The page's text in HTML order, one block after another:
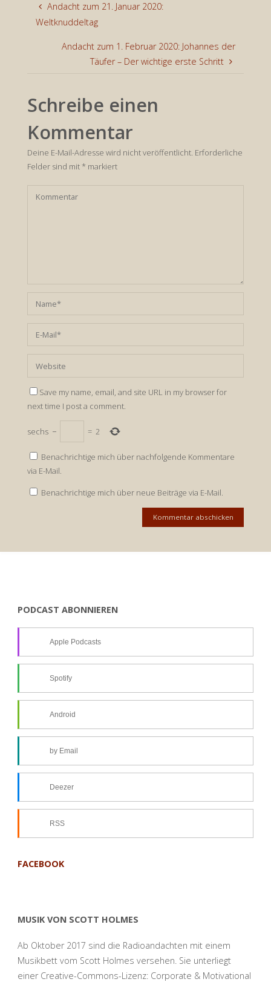
Andacht zum 21. Januar 2020:
Weltknuddeltag
Andacht zum 1. Februar 2020: Johannes der
Täufer – Der wichtige erste Schritt
Schreibe einen
Kommentar
Deine E-Mail-Adresse wird nicht veröffentlicht. Erforderliche
Felder sind mit*markiert
Save my name, email, and site URL in my browser for
next time I post a comment.
sechs − = 2
Benachrichtige mich über nachfolgende Kommentare
via E-Mail.
Benachrichtige mich über neue Beiträge via E-Mail.
PODCAST ABONNIEREN
Apple Podcasts
Spotify
Android
by Email
Deezer
RSS
FACEBOOK
MUSIK VON SCOTT HOLMES
Ab Oktober 2017 sind die Radioandachten mit einem
Musikbett vom Scott Holmes versehen. Sie unterliegt
einer Creative-Commons-Lizenz: Corporate & Motivational